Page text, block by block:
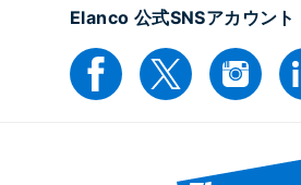
Elanco 公式SNSアカウント